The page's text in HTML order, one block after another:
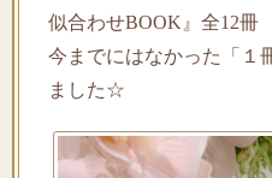
似合わせBOOK』全12冊
今までにはなかった「１
ました☆